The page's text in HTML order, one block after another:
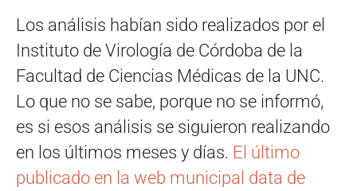
Los análisis habían sido realizados por el
Instituto de Virología de Córdoba de la
Facultad de Ciencias Médicas de la UNC.
Lo que no se sabe, porque no se informó,
es si esos análisis se siguieron realizando
en los últimos meses y días. El último
publicado en la web municipal data de